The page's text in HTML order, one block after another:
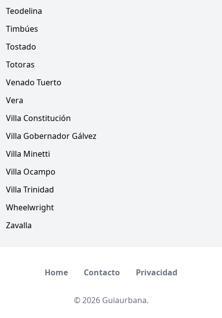
Teodelina
Timbúes
Tostado
Totoras
Venado Tuerto
Vera
Villa Constitución
Villa Gobernador Gálvez
Villa Minetti
Villa Ocampo
Villa Trinidad
Wheelwright
Zavalla
Home Contacto Privacidad
© 2026 Guiaurbana.